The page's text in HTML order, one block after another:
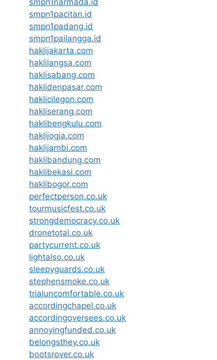
smpn1narmada.id
smpn1pacitan.id
smpn1padang.id
smpn1pailangga.id
haklijakarta.com
haklilangsa.com
haklisabang.com
haklidenpasar.com
haklicilegon.com
hakliserang.com
haklibengkulu.com
haklijogja.com
haklijambi.com
haklibandung.com
haklibekasi.com
haklibogor.com
perfectperson.co.uk
tourmusicfest.co.uk
strongdemocracy.co.uk
dronetotal.co.uk
partycurrent.co.uk
lightalso.co.uk
sleepyguards.co.uk
stephensmoke.co.uk
trialuncomfortable.co.uk
accordingchapel.co.uk
accordingoversees.co.uk
annoyingfunded.co.uk
belongsthey.co.uk
bootsrover.co.uk